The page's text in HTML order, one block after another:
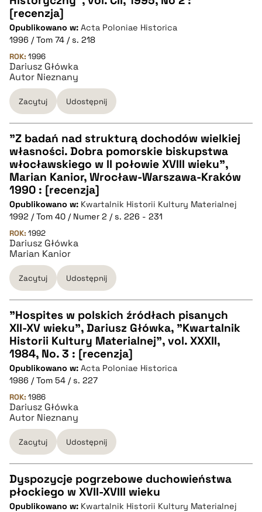
pobierz cytat
BIBTEX
pobierz cytat
[recenzja]
Opublikowano w: Acta Poloniae Historica
1996 / Tom 74 / s. 218
ROK: 1996
Dariusz Główka
Autor Nieznany
Zacytuj Udostępnij
CZYSTY TEKST
pobierz cytat
BIBTEX
pobierz cytat
"Z badań nad strukturą dochodów wielkiej
własności. Dobra pomorskie biskupstwa
włocławskiego w II połowie XVIII wieku",
Marian Kanior, Wrocław-Warszawa-Kraków
1990 : [recenzja]
Opublikowano w: Kwartalnik Historii Kultury Materialnej
1992 / Tom 40 / Numer 2 / s. 226 - 231
ROK: 1992
Dariusz Główka
Marian Kanior
Zacytuj Udostępnij
CZYSTY TEKST
pobierz cytat
BIBTEX
pobierz cytat
"Hospites w polskich źródłach pisanych
XII-XV wieku", Dariusz Główka, "Kwartalnik
Historii Kultury Materialnej", vol. XXXII,
1984, No. 3 : [recenzja]
Opublikowano w: Acta Poloniae Historica
1986 / Tom 54 / s. 227
ROK: 1986
Dariusz Główka
Autor Nieznany
Zacytuj Udostępnij
CZYSTY TEKST
Dyspozycje pogrzebowe duchowieństwa
płockiego w XVII-XVIII wieku
Opublikowano w: Kwartalnik Historii Kultury Materialnej